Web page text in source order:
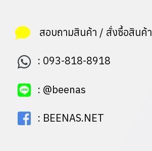
สอบถามสินค้า / สั่งซื้อสินค้า
: 093-818-8918
: @beenas
: BEENAS.NET